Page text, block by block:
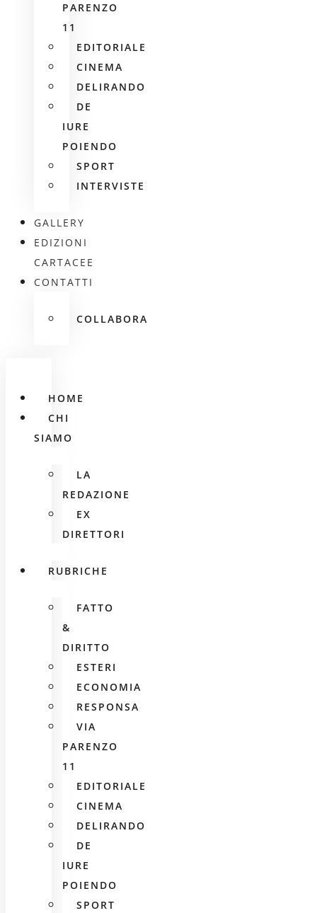
PARENZO
11
EDITORIALE
CINEMA
DELIRANDO
DE
IURE
POIENDO
SPORT
INTERVISTE
GALLERY
EDIZIONI
CARTACEE
CONTATTI
COLLABORA
HOME
CHI
SIAMO
LA
REDAZIONE
EX
DIRETTORI
RUBRICHE
FATTO
&
DIRITTO
ESTERI
ECONOMIA
RESPONSA
VIA
PARENZO
11
EDITORIALE
CINEMA
DELIRANDO
DE
IURE
POIENDO
SPORT